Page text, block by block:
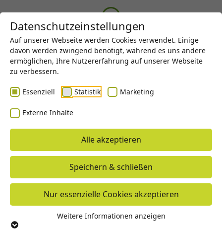
Industrie 4.0 - Einblick
in die Fertigung
Datenschutzeinstellungen
Auf unserer Webseite werden Cookies verwendet. Einige
davon werden zwingend benötigt, während es uns andere
ermöglichen, Ihre Nutzererfahrung auf unserer Webseite
zu verbessern.
Essenziell Statistik Marketing
Externe Inhalte
Alle akzeptieren
Speichern & schließen
Nur essenzielle Cookies akzeptieren
Weitere Informationen anzeigen